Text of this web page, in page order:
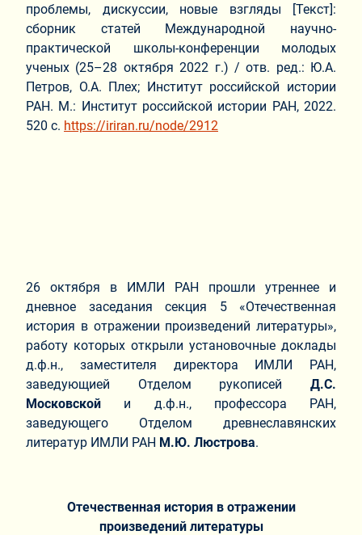
проблемы, дискуссии, новые взгляды [Текст]:
сборник статей Международной научно-
практической школы-конференции молодых
ученых (25–28 октября 2022 г.) / отв. ред.: Ю.А.
Петров, О.А. Плех; Институт российской истории
РАН. М.: Институт российской истории РАН, 2022.
520 с. https://iriran.ru/node/2912
26 октября в ИМЛИ РАН прошли утреннее и
дневное заседания секция 5 «Отечественная
история в отражении произведений литературы»,
работу которых открыли установочные доклады
д.ф.н., заместителя директора ИМЛИ РАН,
заведующией Отделом рукописей Д.С.
Московской и д.ф.н., профессора РАН,
заведующего Отделом древнеславянских
литератур ИМЛИ РАН М.Ю. Люстрова.
Отечественная история в отражении
произведений литературы